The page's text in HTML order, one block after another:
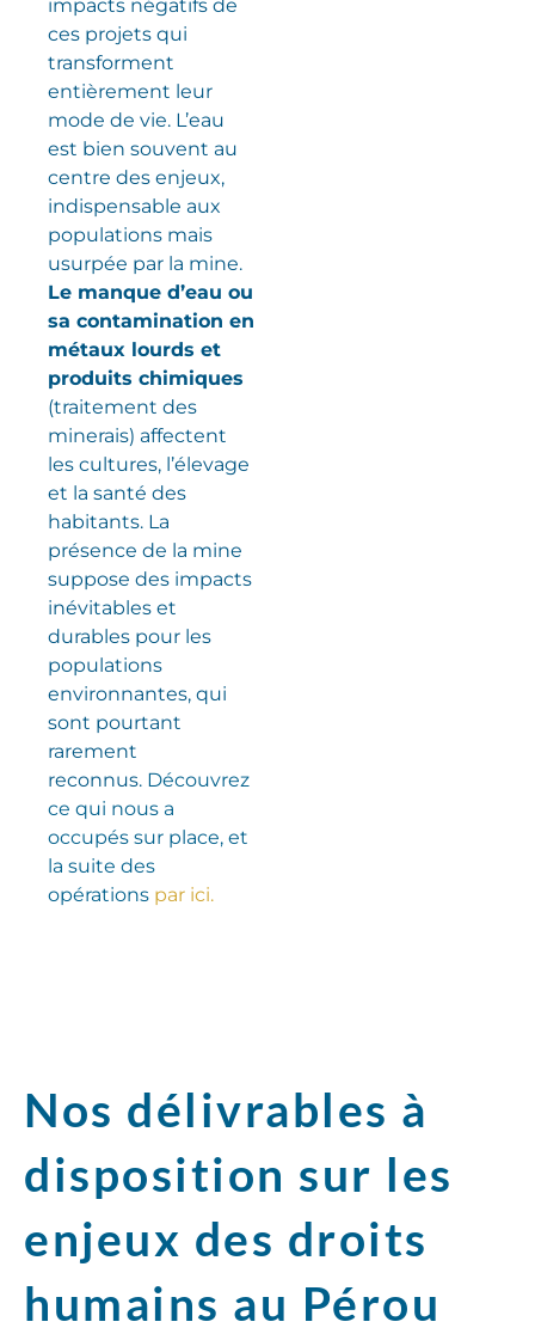
impacts négatifs de
ces projets qui
transforment
entièrement leur
mode de vie. L’eau
est bien souvent au
centre des enjeux,
indispensable aux
populations mais
usurpée par la mine.
Le manque d’eau ou
sa contamination en
métaux lourds et
produits chimiques
(traitement des
minerais) affectent
les cultures, l’élevage
et la santé des
habitants. La
présence de la mine
suppose des impacts
inévitables et
durables pour les
populations
environnantes, qui
sont pourtant
rarement
reconnus. Découvrez
ce qui nous a
occupés sur place, et
la suite des
opérations par ici.
Nos délivrables à
disposition sur les
enjeux des droits
humains au Pérou